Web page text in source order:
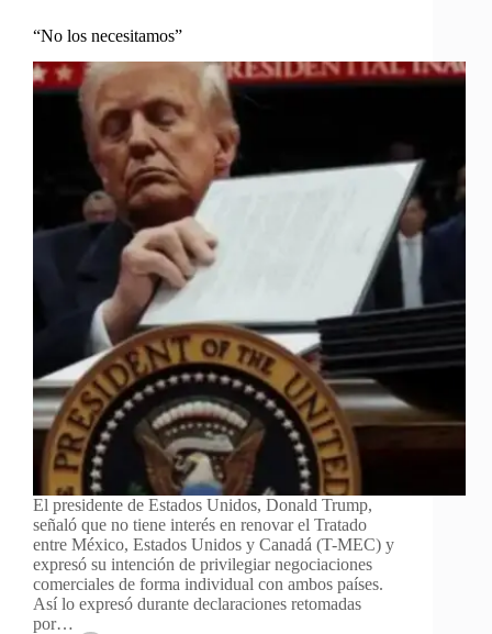
“No los necesitamos”
El presidente de Estados Unidos, Donald Trump,
señaló que no tiene interés en renovar el Tratado
entre México, Estados Unidos y Canadá (T-MEC) y
expresó su intención de privilegiar negociaciones
comerciales de forma individual con ambos países.
Así lo expresó durante declaraciones retomadas
por…